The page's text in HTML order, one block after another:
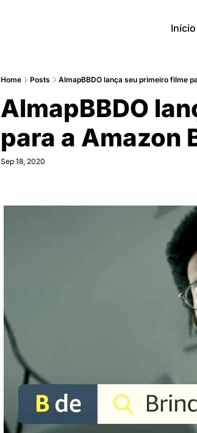
Início
Home Posts AlmapBBDO lança seu primeiro filme
AlmapBBDO
para a Amazon
Sep 18, 2020